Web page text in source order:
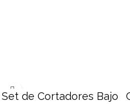
Set de Cortadores Bajo